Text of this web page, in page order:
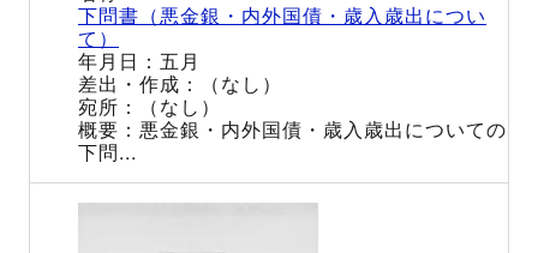
下問書（悪金銀・内外国債・歳入歳出につい
て）
五月
（なし）
（なし）
悪金銀・内外国債・歳入歳出についての
下問...